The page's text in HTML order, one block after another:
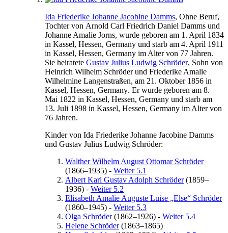
Ida Friederike Johanne Jacobine Damms, Ohne Beruf,
Tochter von Arnold Carl Friedrich Daniel Damms und
Johanne Amalie Jorns, wurde geboren am 1. April 1834
in Kassel, Hessen, Germany und starb am 4. April 1911
in Kassel, Hessen, Germany im Alter von 77 Jahren.
Sie heiratete Gustav Julius Ludwig Schröder, Sohn von
Heinrich Wilhelm Schröderund Friederike Amalie
Wilhelmine Langenstraßen, am 21. Oktober 1856 in
Kassel, Hessen, Germany. Er wurde geboren am 8.
Mai 1822 in Kassel, Hessen, Germany und starb am
13. Juli 1898 in Kassel, Hessen, Germany im Alter von
76 Jahren.
Kinder von Ida Friederike Johanne Jacobine Damms
und Gustav Julius Ludwig Schröder:
WaltherWilhelm August Ottomar Schröder
(1866–1935) - Weiter 5.1
Albert Karl Gustav Adolph Schröder(1859–
1936) - Weiter 5.2
Elisabeth Amalie Auguste Luise „Else“ Schröder
(1860–1945) - Weiter 5.3
Olga Schröder(1862–1926) - Weiter 5.4
Helene Schröder(1863–1865)